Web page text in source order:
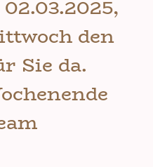
den
Sie da.